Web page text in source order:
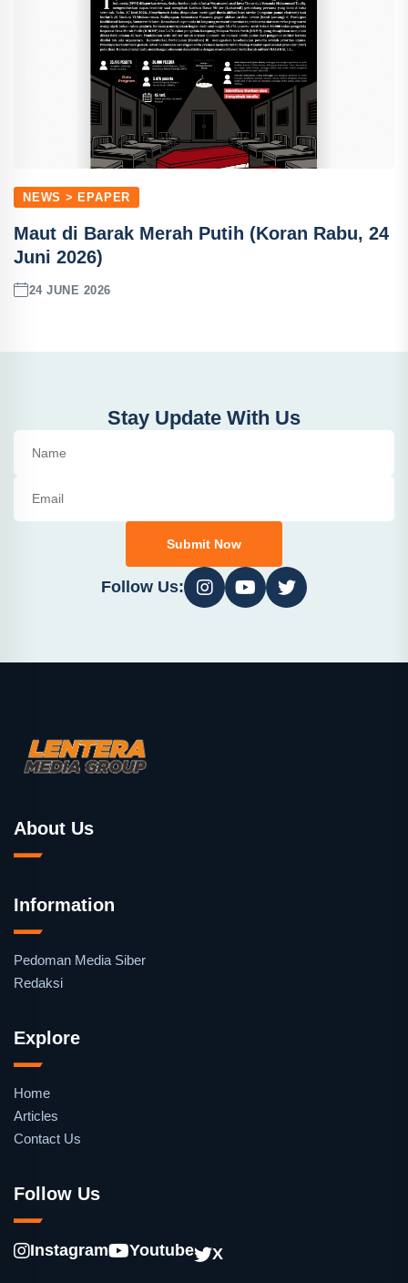
NEWS > EPAPER
Maut di Barak Merah Putih (Koran Rabu, 24
Juni 2026)
24 JUNE 2026
Stay Update With Us
Submit Now
Follow Us:
About Us
Information
Pedoman Media Siber
Redaksi
Explore
Home
Articles
Contact Us
Follow Us
Instagram Youtube X